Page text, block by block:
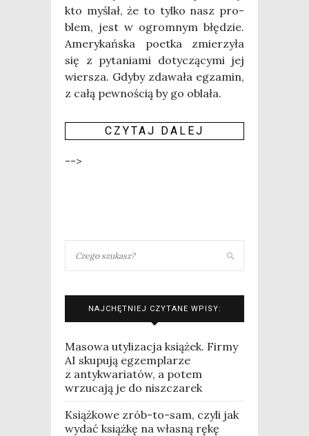
kto myślał, że to tyl­ko nasz pro­
blem, jest w ogrom­nym błę­dzie.
Ame­ry­kań­ska poet­ka zmie­rzy­ła
się z pyta­nia­mi doty­czą­cy­mi jej
wier­sza. Gdy­by zda­wa­ła egza­min,
z całą pew­no­ścią by go obla­ła.
CZY­TAJ DALEJ
-->
NAJCHĘTNIEJ CZYTANE WPISY:
Masowa utylizacja książek. Firmy
AI skupują egzemplarze
z antykwariatów, a potem
wrzucają je do niszczarek
Książkowe zrób-to-sam, czyli jak
wydać książkę na własną rękę